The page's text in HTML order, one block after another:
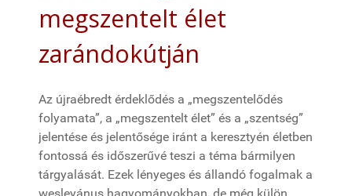
megszentelt élet
zarándokútján
Az újraébredt érdeklődés a „megszentelődés
folyamata”, a „megszentelt élet” és a „szentség”
jelentése és jelentősége iránt a keresztyén életben
fontossá és időszerűvé teszi a téma bármilyen
tárgyalását. Ezek lényeges és állandó fogalmak a